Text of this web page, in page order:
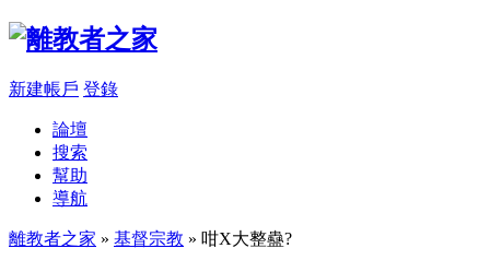
新建帳戶 登錄
論壇
搜索
幫助
導航
離教者之家 » 基督宗教 » 咁X大整蠱?